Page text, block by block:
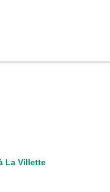
La Villette